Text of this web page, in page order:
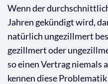
Wenn der
Jahren gekündigt wird,
natürlich ungezillmert
gezillmert oder
so einen Vertrag niemals
kennen diese